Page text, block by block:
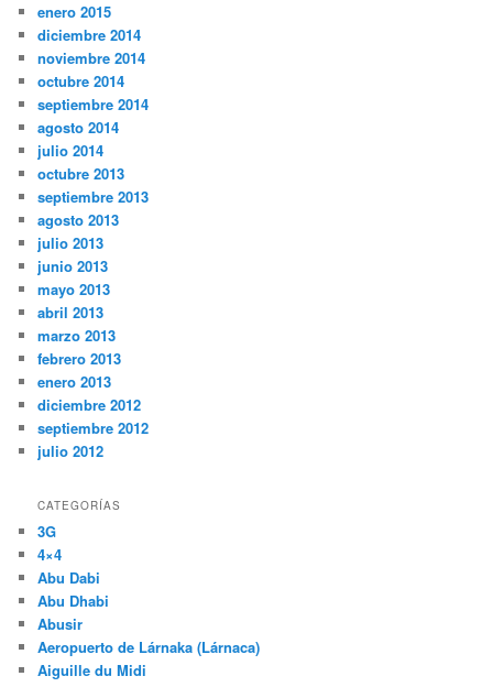
enero 2015
diciembre 2014
noviembre 2014
octubre 2014
septiembre 2014
agosto 2014
julio 2014
octubre 2013
septiembre 2013
agosto 2013
julio 2013
junio 2013
mayo 2013
abril 2013
marzo 2013
febrero 2013
enero 2013
diciembre 2012
septiembre 2012
julio 2012
CATEGORÍAS
3G
4×4
Abu Dabi
Abu Dhabi
Abusir
Aeropuerto de Lárnaka (Lárnaca)
Aiguille du Midi